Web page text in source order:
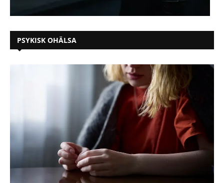
PSYKISK OHÄLSA